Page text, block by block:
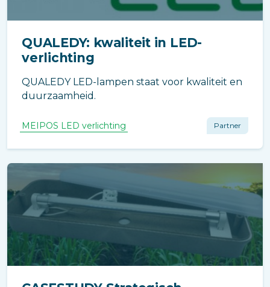
QUALEDY: kwaliteit in LED-
verlichting
QUALEDY LED-lampen staat voor kwaliteit en
duurzaamheid.
MEIPOS LED verlichting Partner